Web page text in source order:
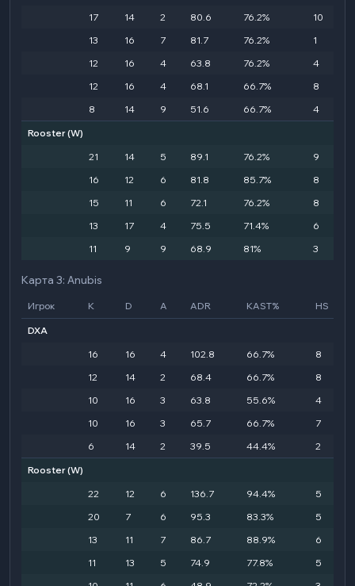
17
14 2 80.6 76.2% 10
13
16 7 81.7 76.2% 1
12
16 4 63.8 76.2% 4
12
16 4 68.1 66.7% 8
8
14 9 51.6 66.7% 4
Rooster(W)
21
14 5 89.1 76.2% 9
16
12 6 81.8 85.7% 8
15
11 6 72.1 76.2% 8
13
17 4 75.5 71.4% 6
11
9 9 68.9 81% 3
Карта 3: Anubis
Игрок K D A ADR KAST% HS
DXA
16
16 4 102.8 66.7%
8
12
14 2 68.4 66.7%
8
10
16 3 63.8 55.6%
4
10
16 3 65.7 66.7%
7
6
14 2 39.5 44.4%
2
Rooster(W)
22
12 6 136.7 94.4%
5
20
7 6 95.3 83.3%
5
13
11 7 86.7 88.9%
6
11
13 5 74.9 77.8%
5